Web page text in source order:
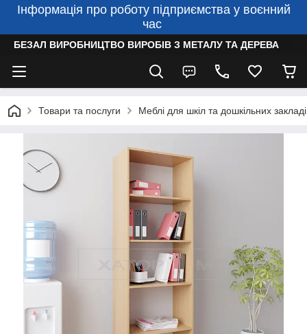
Інформація про роботу підприємства у воєнний
час
БЕЗАЛ ВИРОБНИЦТВО ВИРОБІВ З МЕТАЛУ ТА ДЕРЕВА
Товари та послуги Меблі для шкіл та дошкільних